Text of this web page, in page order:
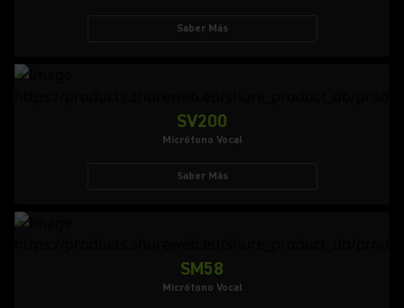
Saber Más
SV200
Micrófono Vocal
Saber Más
SM58
Micrófono Vocal